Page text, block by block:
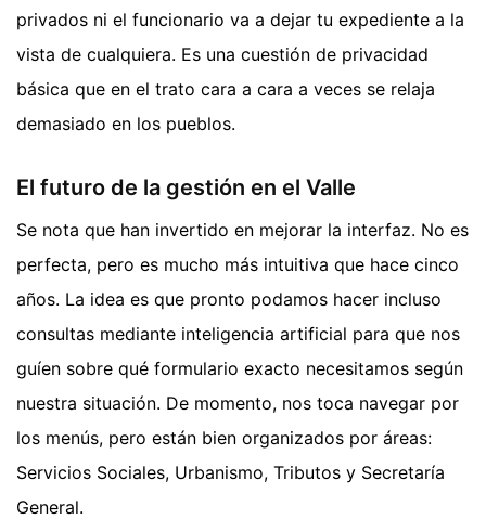
privados ni el funcionario va a dejar tu expediente a la
vista de cualquiera. Es una cuestión de privacidad
básica que en el trato cara a cara a veces se relaja
demasiado en los pueblos.
El futuro de la gestión en el Valle
Se nota que han invertido en mejorar la interfaz. No es
perfecta, pero es mucho más intuitiva que hace cinco
años. La idea es que pronto podamos hacer incluso
consultas mediante inteligencia artificial para que nos
guíen sobre qué formulario exacto necesitamos según
nuestra situación. De momento, nos toca navegar por
los menús, pero están bien organizados por áreas:
Servicios Sociales, Urbanismo, Tributos y Secretaría
General.